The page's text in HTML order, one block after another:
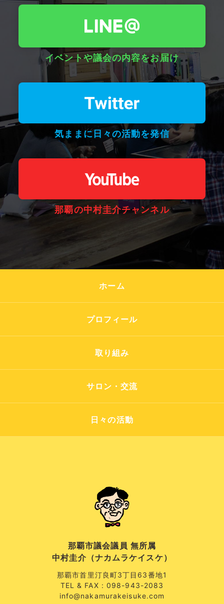
イベントや議会の内容をお届け
気ままに日々の活動を発信
那覇の中村圭介チャンネル
ホーム
プロフィール
取り組み
サロン・交流
日々の活動
那覇市議会議員 無所属
中村圭介（ナカムラケイスケ）
那覇市首里汀良町3丁目63番地1
TEL & FAX : 098-943-2083
info@nakamurakeisuke.com